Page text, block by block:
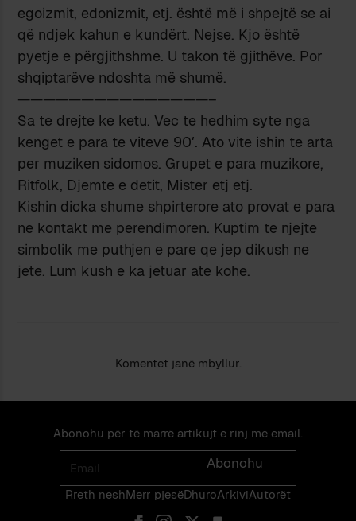
egoizmit, edonizmit, etj. është më i shpejtë se ai
që ndjek kahun e kundërt. Nejse. Kjo është
pyetje e përgjithshme. U takon të gjithëve. Por
shqiptarëve ndoshta më shumë.
———————————————–
Sa te drejte ke ketu. Vec te hedhim syte nga
kenget e para te viteve 90′. Ato vite ishin te arta
per muziken sidomos. Grupet e para muzikore,
Ritfolk, Djemte e detit, Mister etj etj.
Kishin dicka shume shpirterore ato provat e para
ne kontakt me perendimoren. Kuptim te njejte
simbolik me puthjen e pare qe jep dikush ne
jete. Lum kush e ka jetuar ate kohe.
Komentet janë mbyllur.
Abonohu për të marrë artikujt e rinj me email.
Email
Abonohu
Rreth neshMerr pjes​​ë​DhuroArkiviAutorët